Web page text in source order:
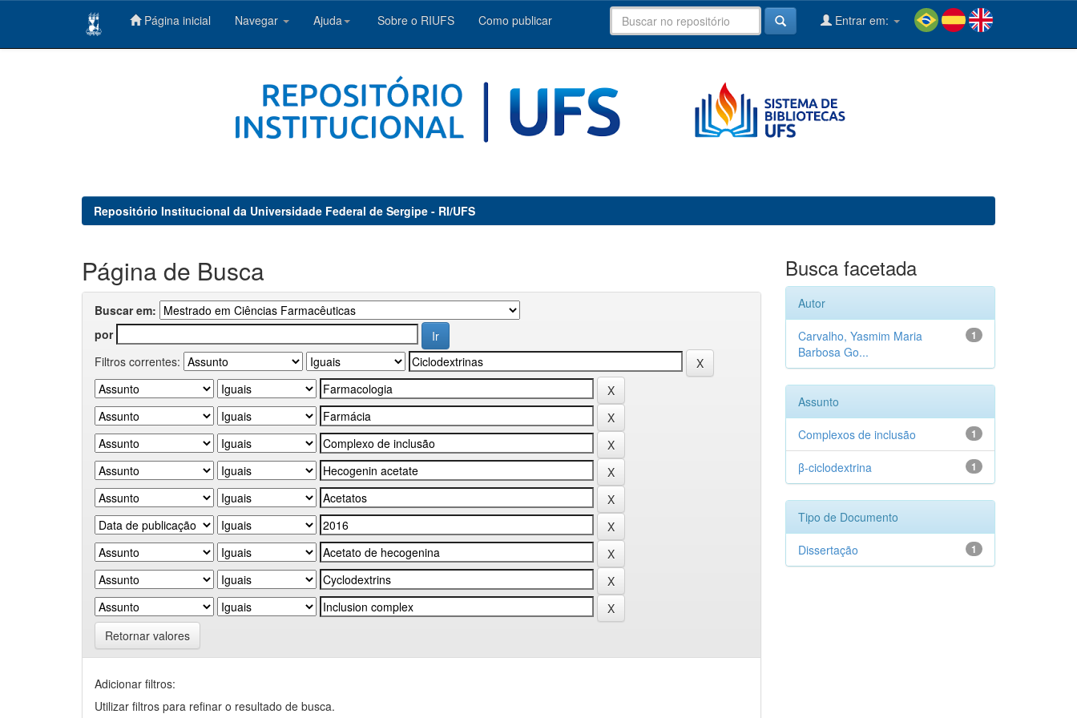
Página inicial Navegar Ajuda Sobre o RIUFS Como publicar Entrar em:
Repositório Institucional da Universidade Federal de Sergipe - RI/UFS
Página de Busca
Buscar em:
por
Filtros correntes:
Retornar valores
Adicionar filtros:
Utilizar filtros para refinar o resultado de busca.
Busca facetada
Autor
1
Carvalho, Yasmim Maria
Barbosa Go...
Assunto
1
Complexos de inclusão
1
β-ciclodextrina
Tipo de Documento
1
Dissertação